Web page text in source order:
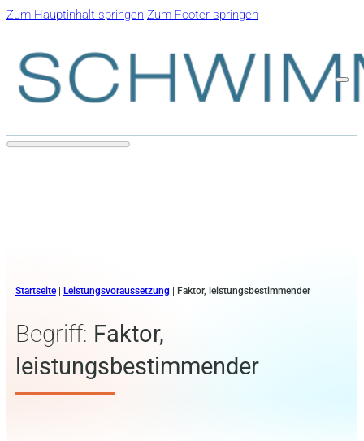
Zum Hauptinhalt springen Zum Footer springen
Startseite| Leistungsvoraussetzung Faktor, leistungsbestimmender
Begriff: Faktor,
leistungsbestimmender